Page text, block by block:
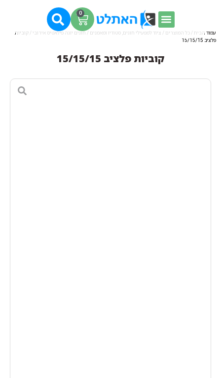
0
עמוד הבית / כל המוצרים / ציוד למפעילי חוגים, סטודיו ומאמנים / חוגים יוגה פילאטיס אירובי / קוביות
פלציב 15/15/15
קוביות פלציב 15/15/15